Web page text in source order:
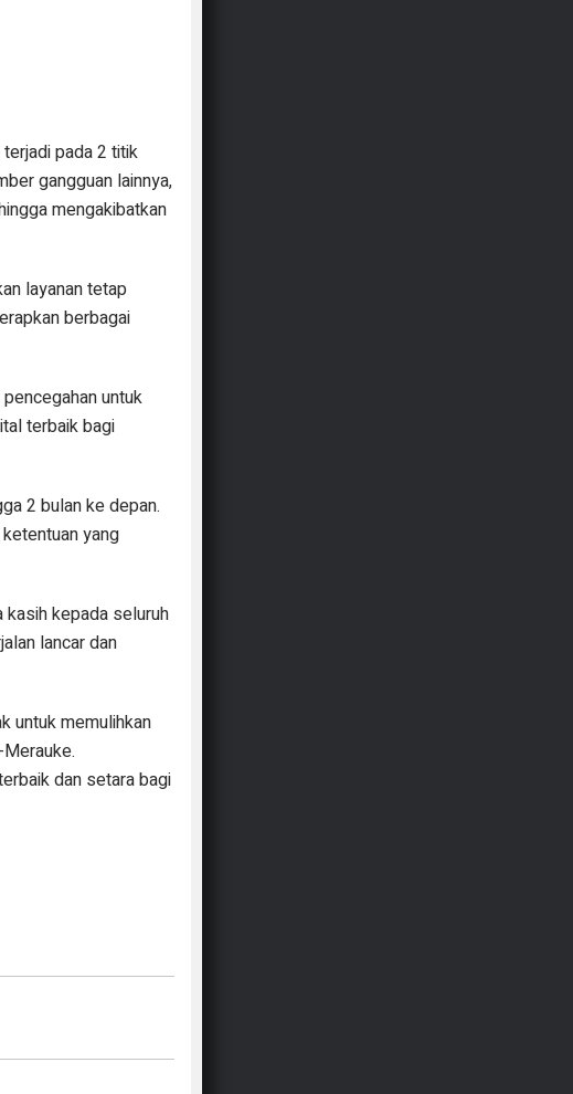
pada 2 titik
gangguan lainnya,
mengakibatkan
layanan tetap
berbagai
untuk
terbaik bagi
2 bulan ke depan.
yang
kasih kepada seluruh
lancar dan
untuk memulihkan
dan setara bagi